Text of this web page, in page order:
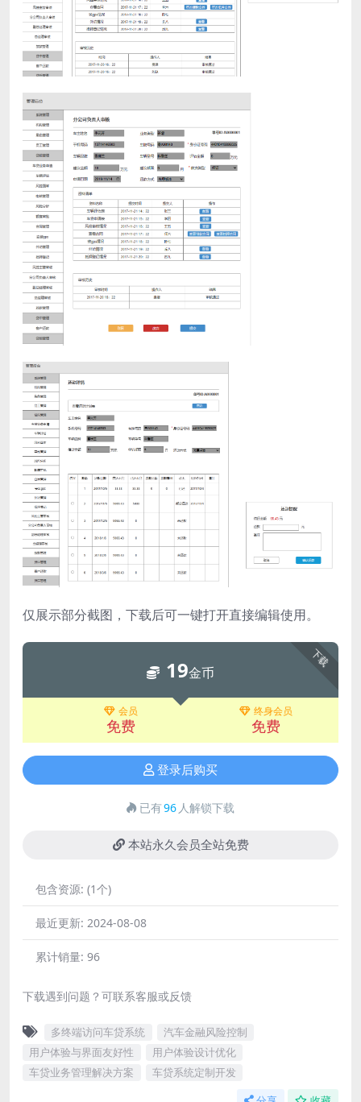
仅展示部分截图，下载后可一键打开直接编辑使用。
下载
19金币
会员
免费
终身会员
免费
登录后购买
已有96 人解锁下载
本站永久会员全站免费
包含资源: (1个)
最近更新: 2024-08-08
累计销量: 96
下载遇到问题？可联系客服或反馈
多终端访问车贷系统
汽车金融风险控制
用户体验与界面友好性
用户体验设计优化
车贷业务管理解决方案
车贷系统定制开发